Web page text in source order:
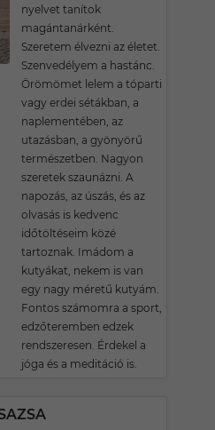
nyelvet tanítok
magántanárként.
Szeretem élvezni az életet.
Szenvedélyem a hastánc.
Örömömet lelem a tóparti
vagy erdei sétákban, a
naplementében, az
utazásban, a gyönyörű
természetben. Nagyon
szeretek szaunázni. A
napozás, az úszás, és az
olvasás is kedvenc
időtöltéseim közé
tartoznak. Imádom a
kutyákat, nekem is van
egy nagy méretű kutyám.
Fontos számomra a sport,
edzőteremben edzek
rendszeresen. Érdekel a
jóga és a meditáció is.